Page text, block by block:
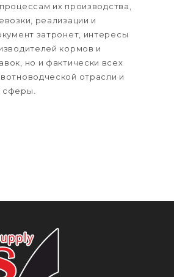
их производства,
реализации и
затронет, интересы
кормов и
но и фактически всех
отрасли и
сферы.